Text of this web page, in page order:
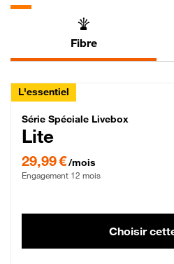
Fibre
L'essentiel
Série Spéciale
Série Spéciale Livebox
Lite
29,99 €/mois
Engagement 12 mois
Choisir